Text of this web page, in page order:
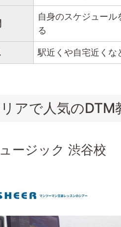
自身のスケジュー
る
駅近くや自宅近くな
アで人気のDTM
ージック 渋谷校